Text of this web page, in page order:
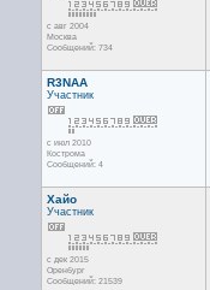
с авг 2004
Москва
Сообщений: 734
R3NAA
Участник
с июл 2010
Кострома
Сообщений: 4
Хайо
Участник
с дек 2015
Оренбург
Сообщений: 21539